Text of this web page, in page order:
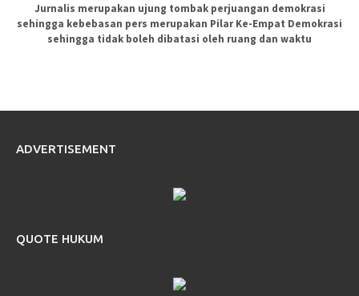
Jurnalis merupakan ujung tombak perjuangan demokrasi
sehingga kebebasan pers merupakan Pilar Ke-Empat Demokrasi
sehingga tidak boleh dibatasi oleh ruang dan waktu
ADVERTISEMENT
QUOTE HUKUM